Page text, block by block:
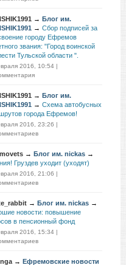
→ Блог им.
→ Сбор подписей за
городу Ефремов
звания: "Город воинской
Тульской области ".
2016, 10:54 |
→ Блог им.
→ Схема автобусных
города Ефремов!
2016, 23:26 |
→ Блог им. nickas →
Груздев уходит (уходят)
2016, 21:06 |
→ Блог им. nickas →
новости: повышение
в пенсионный фонд
2016, 15:34 |
→ Ефремовские новости